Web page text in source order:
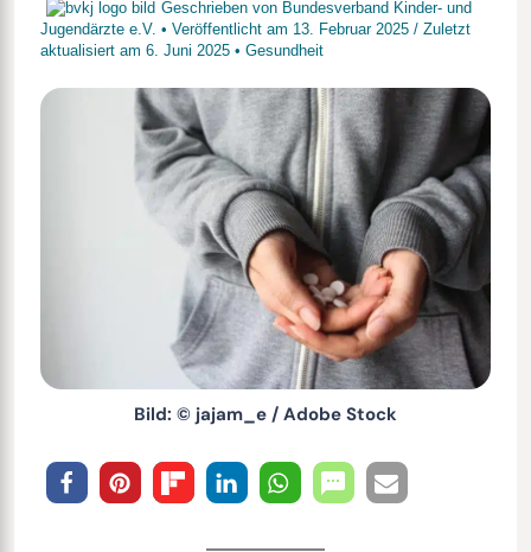
Geschrieben von Bundesverband Kinder- und
Jugendärzte e.V. • Veröffentlicht am 13. Februar 2025 / Zuletzt
aktualisiert am 6. Juni 2025• Gesundheit
Bild: © jajam_e / Adobe Stock